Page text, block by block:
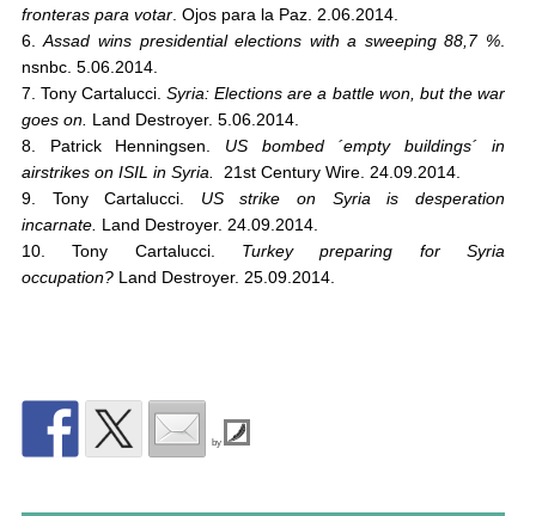
fronteras para votar. Ojos para la Paz. 2.06.2014.
6.Assad wins presidential elections with a sweeping 88,7 %.
nsnbc. 5.06.2014.
7. Tony Cartalucci.Syria: Elections are a battle won, but the war
goes on. Land Destroyer. 5.06.2014.
8. Patrick Henningsen. US bombed ´empty buildings´ in
airstrikes on ISIL in Syria.
21st Century Wire. 24.09.2014.
9. Tony Cartalucci. US strike on Syria is desperation
incarnate. Land Destroyer. 24.09.2014.
10. Tony Cartalucci. Turkey preparing for Syria
occupation? Land Destroyer. 25.09.2014.
by